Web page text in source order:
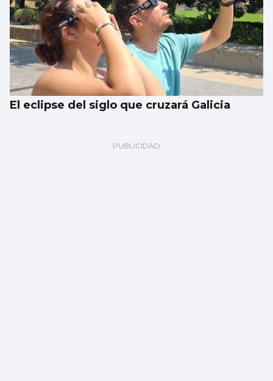
El eclipse del siglo que cruzará Galicia